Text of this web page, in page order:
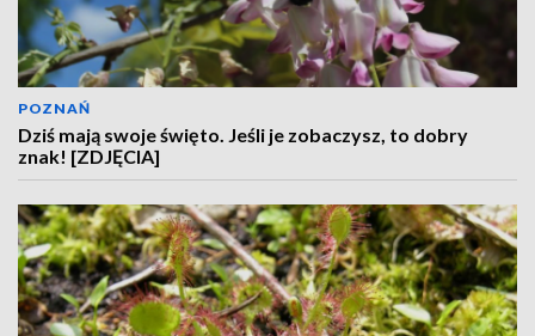
POZNAŃ
Dziś mają swoje święto. Jeśli je zobaczysz, to dobry
znak! [ZDJĘCIA]